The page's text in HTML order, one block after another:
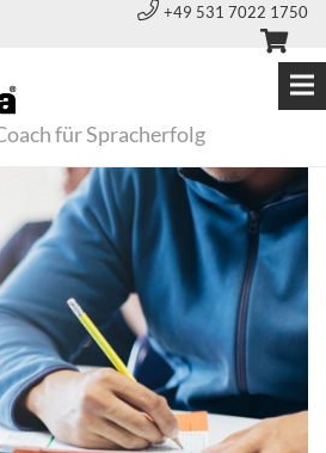
+49 531 7022 1750
für Spracherfolg